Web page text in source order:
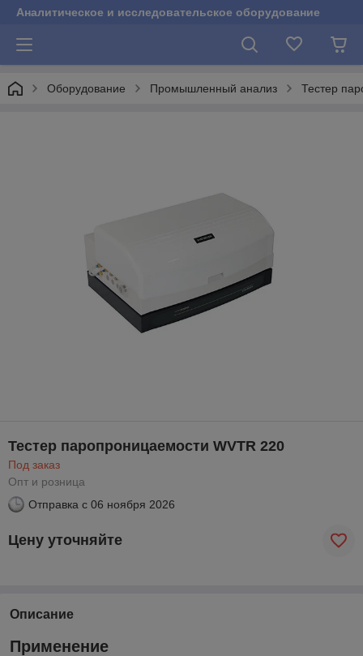
Аналитическое и исследовательское оборудование
Оборудование Промышленный анализ Тестер
Тестер паропроницаемости WVTR 220
Под заказ
Опт и розница
Отправка с 06 ноября 2026
Цену уточняйте
Описание
Применение